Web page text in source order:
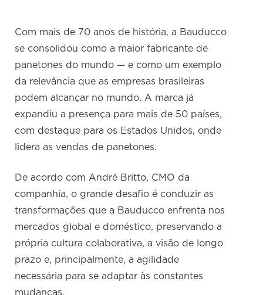
Com mais de 70 anos de história, a Bauducco
se consolidou como a maior fabricante de
panetones do mundo — e como um exemplo
da relevância que as empresas brasileiras
podem alcançar no mundo. A marca já
expandiu a presença para mais de 50 países,
com destaque para os Estados Unidos, onde
lidera as vendas de panetones.
De acordo com André Britto, CMO da
companhia, o grande desafio é conduzir as
transformações que a Bauducco enfrenta nos
mercados global e doméstico, preservando a
própria cultura colaborativa, a visão de longo
prazo e, principalmente, a agilidade
necessária para se adaptar às constantes
mudanças.